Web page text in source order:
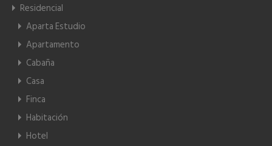
Residencial
Aparta Estudio
Apartamento
Cabaña
Casa
Finca
Habitación
Hotel